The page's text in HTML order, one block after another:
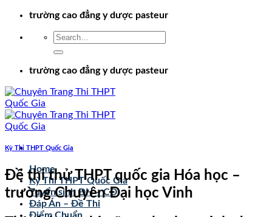
Chuyểntrường cao đẳng y dược pasteur
trường cao đẳng y dược pasteur
Home
Kỳ Thi THPT Quốc Gia
Tuyển sinh ĐH – CĐ
Đáp Án – Đề Thi
Kỳ Thi THPT Quốc Gia
Đề thi thử THPT quốc gia Hóa học –
trường Chuyên Đại học Vinh